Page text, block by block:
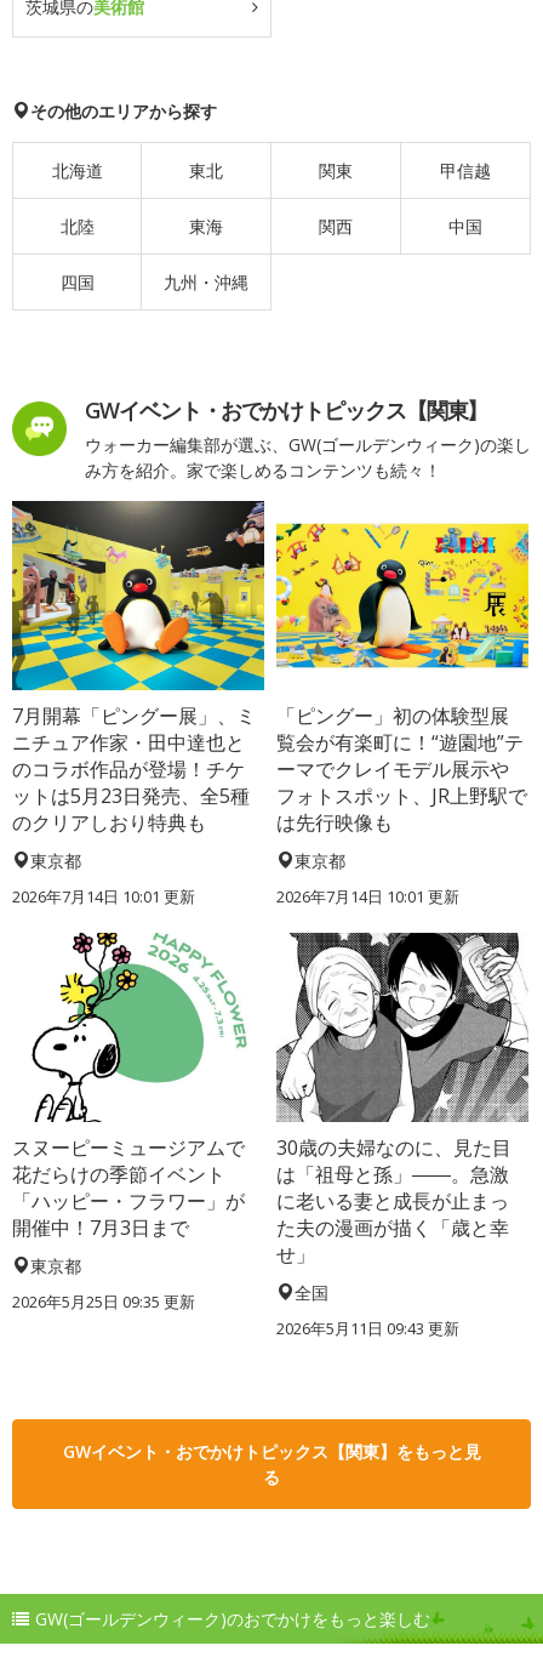
茨城県の美術館
その他のエリアから探す
北海道 東北 関東 甲信越
北陸 東海 関西 中国
四国 九州・沖縄
GWイベント・おでかけトピックス【関東】
ウォーカー編集部が選ぶ、GW(ゴールデンウィーク)の楽し
み方を紹介。家で楽しめるコンテンツも続々！
7月開幕「ピングー展」、ミ
ニチュア作家・田中達也と
のコラボ作品が登場！チケ
ットは5月23日発売、全5種
のクリアしおり特典も
東京都
2026年7月14日 10:01 更新
「ピングー」初の体験型展
覧会が有楽町に！“遊園地”テ
ーマでクレイモデル展示や
フォトスポット、JR上野駅で
は先行映像も
東京都
2026年7月14日 10:01 更新
スヌーピーミュージアムで
花だらけの季節イベント
「ハッピー・フラワー」が
開催中！7月3日まで
東京都
2026年5月25日 09:35 更新
30歳の夫婦なのに、見た目
は「祖母と孫」――。急激
に老いる妻と成長が止まっ
た夫の漫画が描く「歳と幸
せ」
全国
2026年5月11日 09:43 更新
GWイベント・おでかけトピックス【関東】をもっと見
る
GW(ゴールデンウィーク)のおでかけをもっと楽しむ